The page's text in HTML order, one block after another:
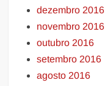
dezembro 2016
novembro 2016
outubro 2016
setembro 2016
agosto 2016